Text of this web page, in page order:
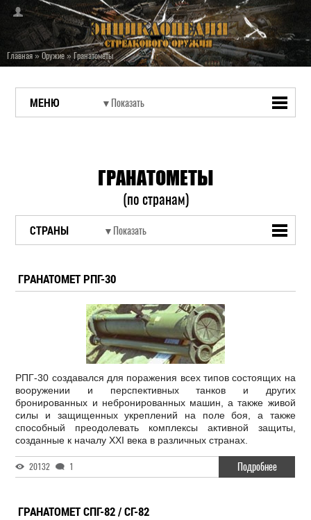
Главная»Оружие» Гранатометы
МЕНЮ
ГРАНАТОМЕТЫ
(по странам)
СТРАНЫ
ГРАНАТОМЕТ РПГ-30
РПГ-30 создавался для поражения всех типов состоящих на
вооружении и перспективных танков и других
бронированных и небронированных машин, а также живой
силы и защищенных укреплений на поле боя, а также
способный преодолевать комплексы активной защиты,
созданные к началу XXI века в различных странах.
20132 1 Подробнее
ГРАНАТОМЕТ СПГ-82 / СГ-82